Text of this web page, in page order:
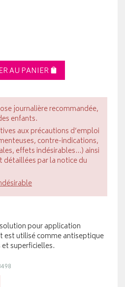
AU PANIER
journalière recommandée,
enfants.
aux précautions d’emploi
contre-indications,
effets indésirables...) ainsi
par la notice du
pour application
est utilisé comme antiseptique
superficielles.